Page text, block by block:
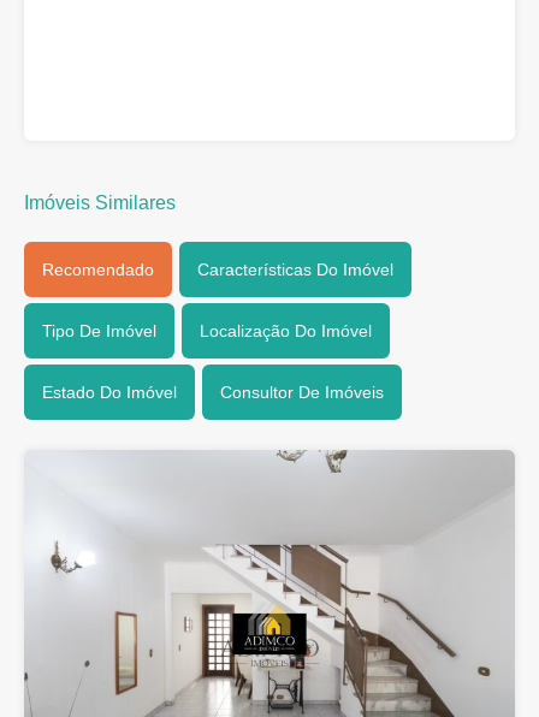
Imóveis Similares
Recomendado Características Do Imóvel
Tipo De Imóvel Localização Do Imóvel
Estado Do Imóvel Consultor De Imóveis